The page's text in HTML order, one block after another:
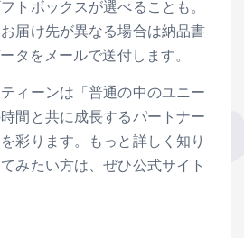
トボックスが選べることも。
届け先が異なる場合は納品書
タをメールで送付します。
ィーンは「普通の中のユニー
間と共に成長するパートナー
彩ります。もっと詳しく知り
みたい方は、ぜひ公式サイト